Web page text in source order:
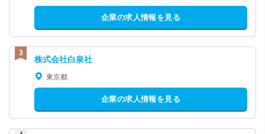
企業の求人情報を見る
株式会社白泉社
東京都
企業の求人情報を見る